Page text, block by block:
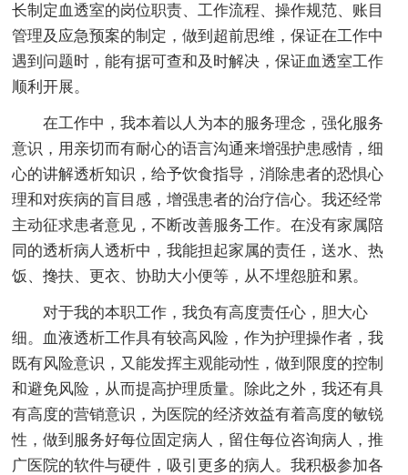
长制定血透室的岗位职责、工作流程、操作规范、账目
管理及应急预案的制定，做到超前思维，保证在工作中
遇到问题时，能有据可查和及时解决，保证血透室工作
顺利开展。
在工作中，我本着以人为本的服务理念，强化服务
意识，用亲切而有耐心的语言沟通来增强护患感情，细
心的讲解透析知识，给予饮食指导，消除患者的恐惧心
理和对疾病的盲目感，增强患者的治疗信心。我还经常
主动征求患者意见，不断改善服务工作。在没有家属陪
同的透析病人透析中，我能担起家属的责任，送水、热
饭、搀扶、更衣、协助大小便等，从不埋怨脏和累。
对于我的本职工作，我负有高度责任心，胆大心
细。血液透析工作具有较高风险，作为护理操作者，我
既有风险意识，又能发挥主观能动性，做到限度的控制
和避免风险，从而提高护理质量。除此之外，我还有具
有高度的营销意识，为医院的经济效益有着高度的敏锐
性，做到服务好每位固定病人，留住每位咨询病人，推
广医院的软件与硬件，吸引更多的病人。我积极参加各